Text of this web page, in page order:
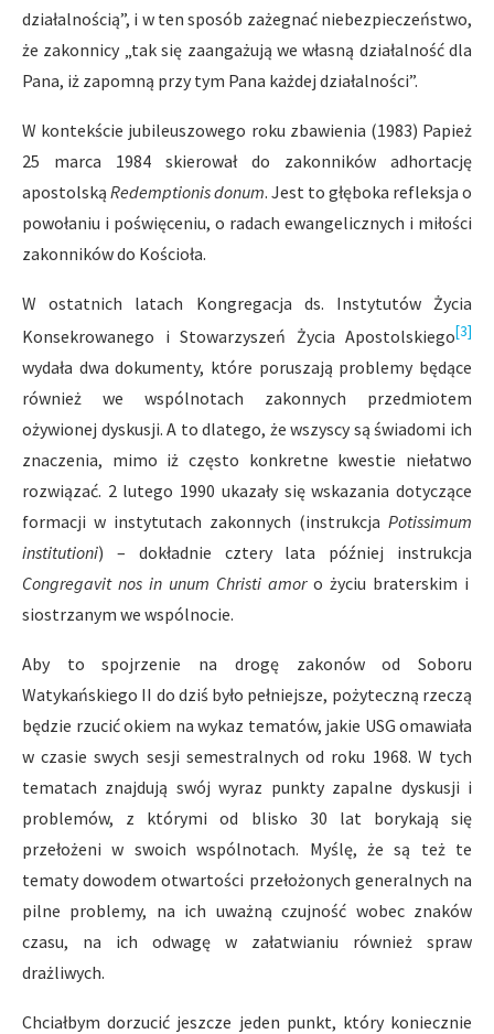
działalnością”, i w ten sposób zażegnać niebezpieczeństwo,
że zakonnicy „tak się zaangażują we własną działalność dla
Pana, iż zapomną przy tym Pana każdej działalności”.
W kontekście jubileuszowego roku zbawienia (1983) Papież
25 marca 1984 skierował do zakonników adhortację
apostolską Redemptionis donum. Jest to głęboka refleksja o
powołaniu i poświęceniu, o radach ewangelicznych i miłości
zakonników do Kościoła.
W ostatnich latach Kongregacja ds. Instytutów Życia
Konsekrowanego i Stowarzyszeń Życia Apostolskiego[3]
wydała dwa dokumenty, które poruszają problemy będące
również we wspólnotach zakonnych przedmiotem
ożywionej dyskusji. A to dlatego, że wszyscy są świadomi ich
znaczenia, mimo iż często konkretne kwestie niełatwo
rozwiązać. 2 lutego 1990 ukazały się wskazania dotyczące
formacji w instytutach zakonnych (instrukcja Potissimum
institutioni) – dokładnie cztery lata później instrukcja
Congregavit nos in unum Christi amoro życiu braterskim i
siostrzanym we wspólnocie.
Aby to spojrzenie na drogę zakonów od Soboru
Watykańskiego II do dziś było pełniejsze, pożyteczną rzeczą
będzie rzucić okiem na wykaz tematów, jakie USG omawiała
w czasie swych sesji semestralnych od roku 1968. W tych
tematach znajdują swój wyraz punkty zapalne dyskusji i
problemów, z którymi od blisko 30 lat borykają się
przełożeni w swoich wspólnotach. Myślę, że są też te
tematy dowodem otwartości przełożonych generalnych na
pilne problemy, na ich uważną czujność wobec znaków
czasu, na ich odwagę w załatwianiu również spraw
drażliwych.
Chciałbym dorzucić jeszcze jeden punkt, który koniecznie